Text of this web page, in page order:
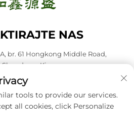
NAS
br. 61 Hongkong Middle Road,
Kina
tools to provide our services.
all cookies, click Personalize